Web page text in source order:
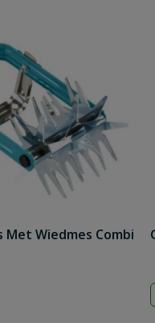
Wiedmes Combi